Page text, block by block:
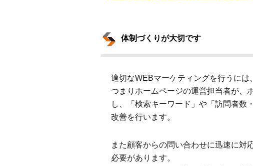
体制づくりが大切です
適切なWEBマーケティングを行うには
つまりホームページの運営担当者が、
し、「検索キーワード」や「訪問者数
改善を行います。
また顧客からの問い合わせに迅速に対
必要があります。